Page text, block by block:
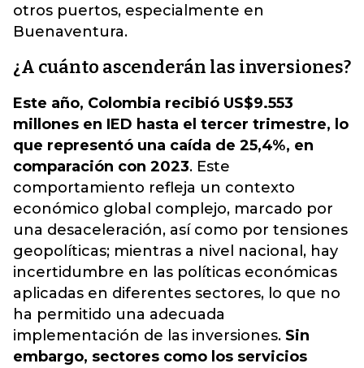
otros puertos, especialmente en
Buenaventura.
¿A cuánto ascenderán las inversiones?
Este año, Colombia recibió US$9.553
millones en IED hasta el tercer trimestre, lo
que representó una caída de 25,4%, en
comparación con 2023. Este
comportamiento refleja un contexto
económico global complejo, marcado por
una desaceleración, así como por tensiones
geopolíticas; mientras a nivel nacional, hay
incertidumbre en las políticas económicas
aplicadas en diferentes sectores, lo que no
ha permitido una adecuada
implementación de las inversiones. Sin
embargo, sectores como los servicios